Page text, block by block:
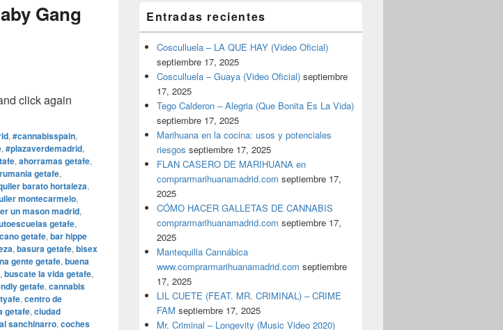
Gang
click again
, #cannabisspain,
, #plazaverdemadrid,
, ahorramas getafe,
getafe,
barato hortaleza,
montecarmelo,
un mason madrid,
getafe,
getafe, bar hippe
, basura getafe, bisex
gente getafe, buena
, buscate la vida getafe,
getafe, cannabis
, centro de
getafe, ciudad
sanchinarro, coches
Entradas recientes
Cosculluela – LA QUE HAY (Video Oficial)
septiembre 17, 2025
Cosculluela – Guaya (Video Oficial) septiembre
17, 2025
Tego Calderon – Alegria (Que Bonita Es La Vida)
septiembre 17, 2025
Marihuana en la cocina: usos y potenciales
riesgos septiembre 17, 2025
FLAN CASERO DE MARIHUANA en
comprarmarihuanamadrid.com septiembre 17,
2025
CÓMO HACER GALLETAS DE CANNABIS
comprarmarihuanamadrid.com septiembre 17,
2025
Mantequilla Cannábica
www.comprarmarihuanamadrid.com septiembre
17, 2025
LIL CUETE (FEAT. MR. CRIMINAL) – CRIME
FAM septiembre 17, 2025
Mr. Criminal – Longevity (Music Video 2020)